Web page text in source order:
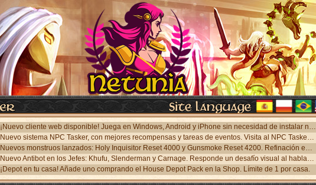
¡Nuevo cliente web disponible! Juega en Windows, Android y iPhone sin necesidad de instalar nada. Accede desde el panel "Mi Cuenta".
Nuevo sistema NPC Tasker, con mejores recompensas y tareas de eventos. Visita al NPC Tasker con el Cliente Universal actualizado.
Nuevos monstruos lanzados: Holy Inquisitor Reset 4000 y Gunsmoke Reset 4200. Refinación en la estatua Rigel, caza 6.
Nuevo Antibot en los Jefes: Khufu, Slenderman y Carnage. Responde un desafío visual al hablar con los NPCs guardias para acceder a las salas.
¡Depot en tu casa! Añade uno comprando el House Depot Pack en la Shop. Límite de 1 por casa.